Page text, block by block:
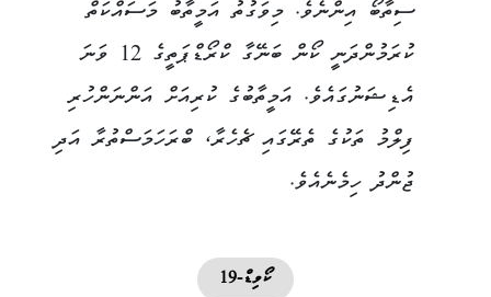
ސިތާބޯ އިންނެވެ. މިވަގުތު އަމީތާބު މަސައްކަތް
ކުރަމުންދަނީ ކޯން ބަނޭގާ ކްރޯޑްޕަތީގެ 12 ވަނަ
އެޑިޝަނުގައެވެ. އަމީތާބުގެ ކުރިއަށް އަންނަންހުރި
ފިލްމު ތަކުގެ ތެރޭގައި ޗެހެރާ، ބްރަހަމަސްތުރާ އަދި
ޖުންދު ހިމެނެއެވެ.
ކޯވިޑް-19